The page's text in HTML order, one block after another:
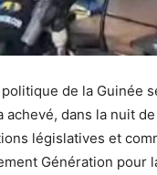
politique de la
achevé, dans la nuit
législatives et
Génération pour